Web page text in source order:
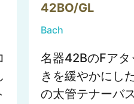
42BO/GL
Bach
名器42BのFア
きを緩やかにし
の太管テナーバ